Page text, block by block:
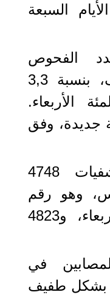
خلال الأيام السبعة
الفحوص
الإيجابية بشكل طفيف، بنسبة 3,3
مقابل 3,1 بالمئة الأربعاء.
إصابة جديدة، وفق
ويوجد في المستشفيات 4748
وهو رقم
في تراجع (4806 الأربعاء، و4823
في
المركزة (380) بشكل طفيف